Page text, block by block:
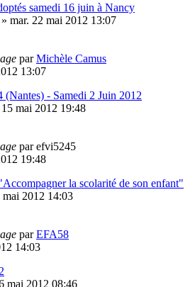
samedi 16 juin à Nancy
» mar. 22 mai 2012 13:07
parMichèle Camus
13:07
- Samedi 2 Juin 2012
15 mai 2012 19:48
parefvi5245
19:48
la scolarité de son enfant"
mai 2012 14:03
parEFA58
14:03
mai 2012 08:46